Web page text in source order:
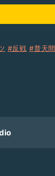
#反戦 #普天間